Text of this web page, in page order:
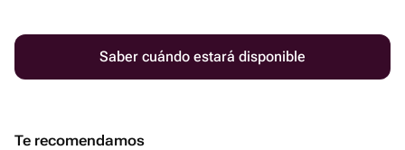
Saber cuándo estará disponible
Te recomendamos